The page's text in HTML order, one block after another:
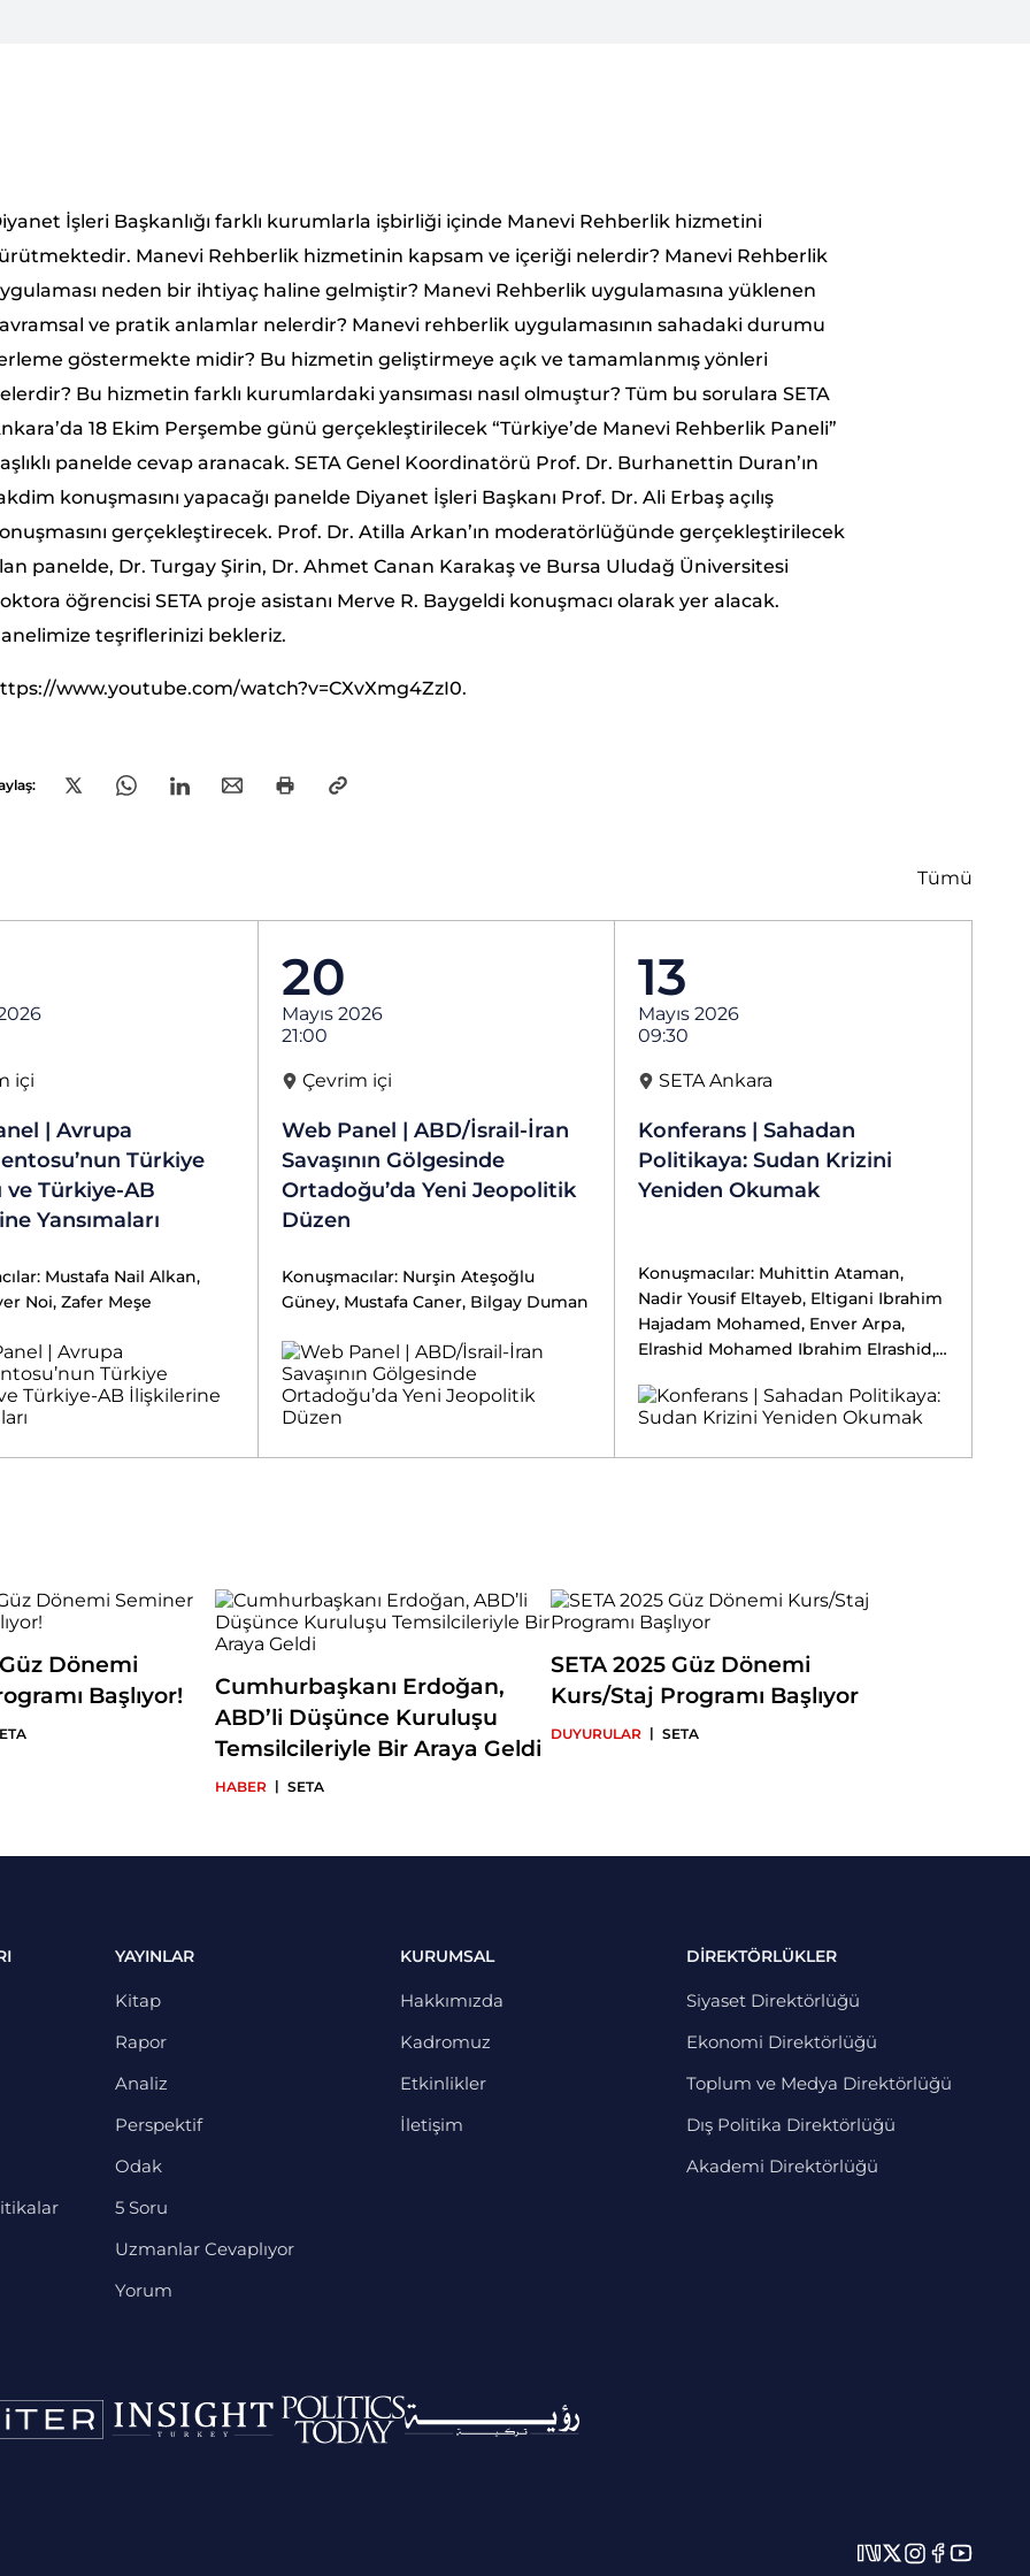
İşleri Başkanlığı farklı kurumlarla işbirliği içinde Manevi Rehberlik hizmetini
Manevi Rehberlik hizmetinin kapsam ve içeriği nelerdir? Manevi Rehberlik
neden bir ihtiyaç haline gelmiştir? Manevi Rehberlik uygulamasına yüklenen
ve pratik anlamlar nelerdir? Manevi rehberlik uygulamasının sahadaki durumu
göstermekte midir? Bu hizmetin geliştirmeye açık ve tamamlanmış yönleri
Bu hizmetin farklı kurumlardaki yansıması nasıl olmuştur? Tüm bu sorulara SETA
18 Ekim Perşembe günü gerçekleştirilecek “Türkiye’de Manevi Rehberlik Paneli”
panelde cevap aranacak. SETA Genel Koordinatörü Prof. Dr. Burhanettin Duran’ın
konuşmasını yapacağı panelde Diyanet İşleri Başkanı Prof. Dr. Ali Erbaş açılış
gerçekleştirecek. Prof. Dr. Atilla Arkan’ın moderatörlüğünde gerçekleştirilecek
panelde, Dr. Turgay Şirin, Dr. Ahmet Canan Karakaş ve Bursa Uludağ Üniversitesi
öğrencisi SETA proje asistanı Merve R. Baygeldi konuşmacı olarak yer alacak.
teşriflerinizi bekleriz.
www.youtube.com/watch?v=CXvXmg4ZzI0.
Tümü
içi
| Avrupa
Türkiye
ve Türkiye-AB
Yansımaları
Mustafa Nail Alkan,
Noi, Zafer Meşe
20
Mayıs 2026
21:00
Çevrim içi
Web Panel | ABD/İsrail-İran
Savaşının Gölgesinde
Ortadoğu’da Yeni Jeopolitik
Düzen
Konuşmacılar: Nurşin Ateşoğlu
Güney, Mustafa Caner, Bilgay Duman
13
Mayıs 2026
09:30
SETA Ankara
Konferans | Sahadan
Politikaya: Sudan Krizini
Yeniden Okumak
Konuşmacılar: Muhittin Ataman,
Nadir Yousif Eltayeb, Eltigani Ibrahim
Hajadam Mohamed, Enver Arpa,
Elrashid Mohamed Ibrahim Elrashid,
Emir Yasin Kekeç, Umut Çağrı Sarı
Dönemi
Başlıyor!
Cumhurbaşkanı Erdoğan,
ABD’li Düşünce Kuruluşu
Temsilcileriyle Bir Araya Geldi
HABER | SETA
SETA 2025 Güz Dönemi
Kurs/Staj Programı Başlıyor
DUYURULAR | SETA
YAYINLAR
Kitap
Rapor
Analiz
Perspektif
Odak
5 Soru
Uzmanlar Cevaplıyor
Yorum
KURUMSAL
Hakkımızda
Kadromuz
Etkinlikler
İletişim
DİREKTÖRLÜKLER
Siyaset Direktörlüğü
Ekonomi Direktörlüğü
Toplum ve Medya Direktörlüğü
Dış Politika Direktörlüğü
Akademi Direktörlüğü